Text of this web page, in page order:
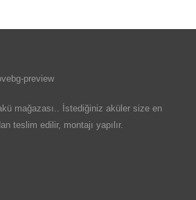
mağazası.. İstediğiniz aküler size en
teslim edilir, montajı yapılır.